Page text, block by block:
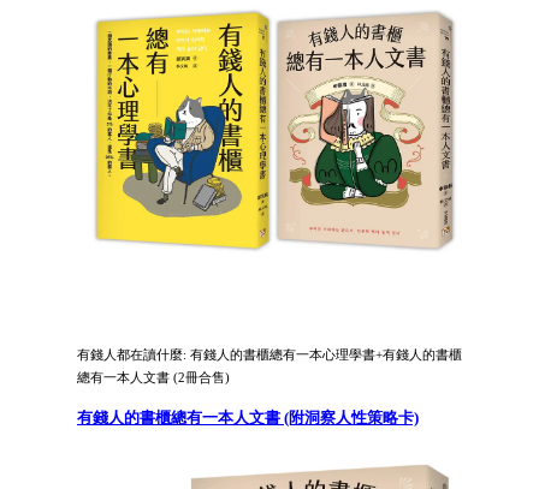
有錢人都在讀什麼: 有錢人的書櫃總有一本心理學書+有錢人的書櫃
總有一本人文書 (2冊合售)
有錢人的書櫃總有一本人文書 (附洞察人性策略卡)